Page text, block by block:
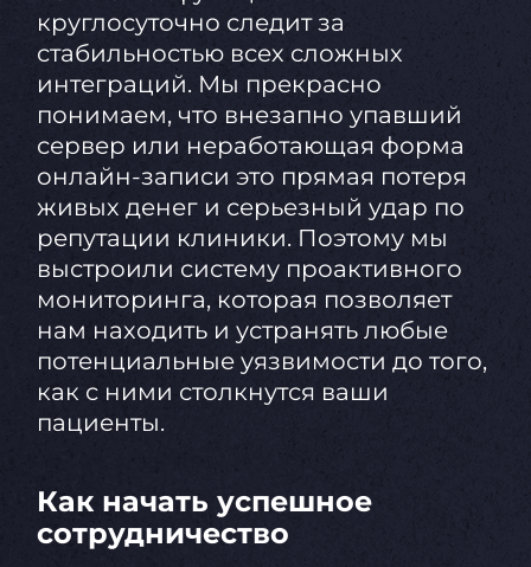
круглосуточно следит за
стабильностью всех сложных
интеграций. Мы прекрасно
понимаем, что внезапно упавший
сервер или неработающая форма
онлайн-записи это прямая потеря
живых денег и серьезный удар по
репутации клиники. Поэтому мы
выстроили систему проактивного
мониторинга, которая позволяет
нам находить и устранять любые
потенциальные уязвимости до того,
как с ними столкнутся ваши
пациенты.
Как начать успешное
сотрудничество